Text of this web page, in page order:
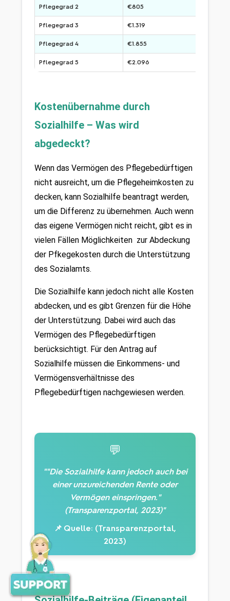
Pflegegrad 2 €805
Pflegegrad 3 €1.319
Pflegegrad 4 €1.855
Pflegegrad 5 €2.096
Kostenübernahme durch
Sozialhilfe – Was wird
abgedeckt?
Wenn das Vermögen des Pflegebedürftigen
nicht ausreicht, um die Pflegeheimkosten zu
decken, kann Sozialhilfe beantragt werden,
um die Differenz zu übernehmen. Auch wenn
das eigene Vermögen nicht reicht, gibt es in
vielen Fällen Möglichkeiten  zur Abdeckung
der Pfkegekosten durch die Unterstützung
des Sozialamts.
Die Sozialhilfe kann jedoch nicht alle Kosten
abdecken, und es gibt Grenzen für die Höhe
der Unterstützung. Dabei wird auch das
Vermögen des Pflegebedürftigen
berücksichtigt. Für den Antrag auf
Sozialhilfe müssen die Einkommens- und
Vermögensverhältnisse des
Pflegebedürftigen nachgewiesen werden.
💬
""Die Sozialhilfe kann jedoch auch bei
einer unzureichenden Rente oder
Vermögen einspringen."
(Transparenzportal, 2023)"
📌 Quelle: (Transparenzportal,
2023)